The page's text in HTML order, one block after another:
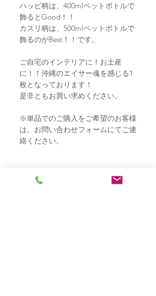
ハッピ柄は、400mlペットボトルで
飾るとGood！！
カスリ柄は、500mlペットボトルで
飾るのがBest！！です。
ご自宅のインテリアに！お土産
に！！沖縄のエイサー魂を感じる1
枚となっております！
是非ともお買い求めください。
※単品でのご購入をご希望のお客様
は、お問い合わせフォームにてご連
絡ください。